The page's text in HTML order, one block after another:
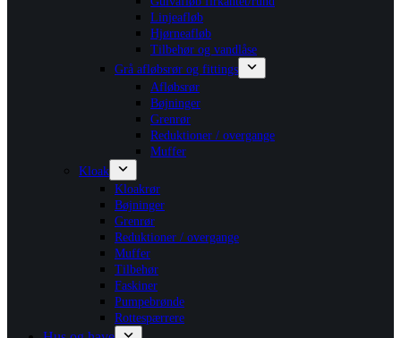
Linjeafløb
Hjørneafløb
Tilbehør og vandlåse
Grå afløbsrør og fittings
Afløbsrør
Bøjninger
Grenrør
Reduktioner / overgange
Muffer
Kloak
Kloakrør
Bøjninger
Grenrør
Reduktioner / overgange
Muffer
Tilbehør
Faskiner
Pumpebrønde
Rottespærrere